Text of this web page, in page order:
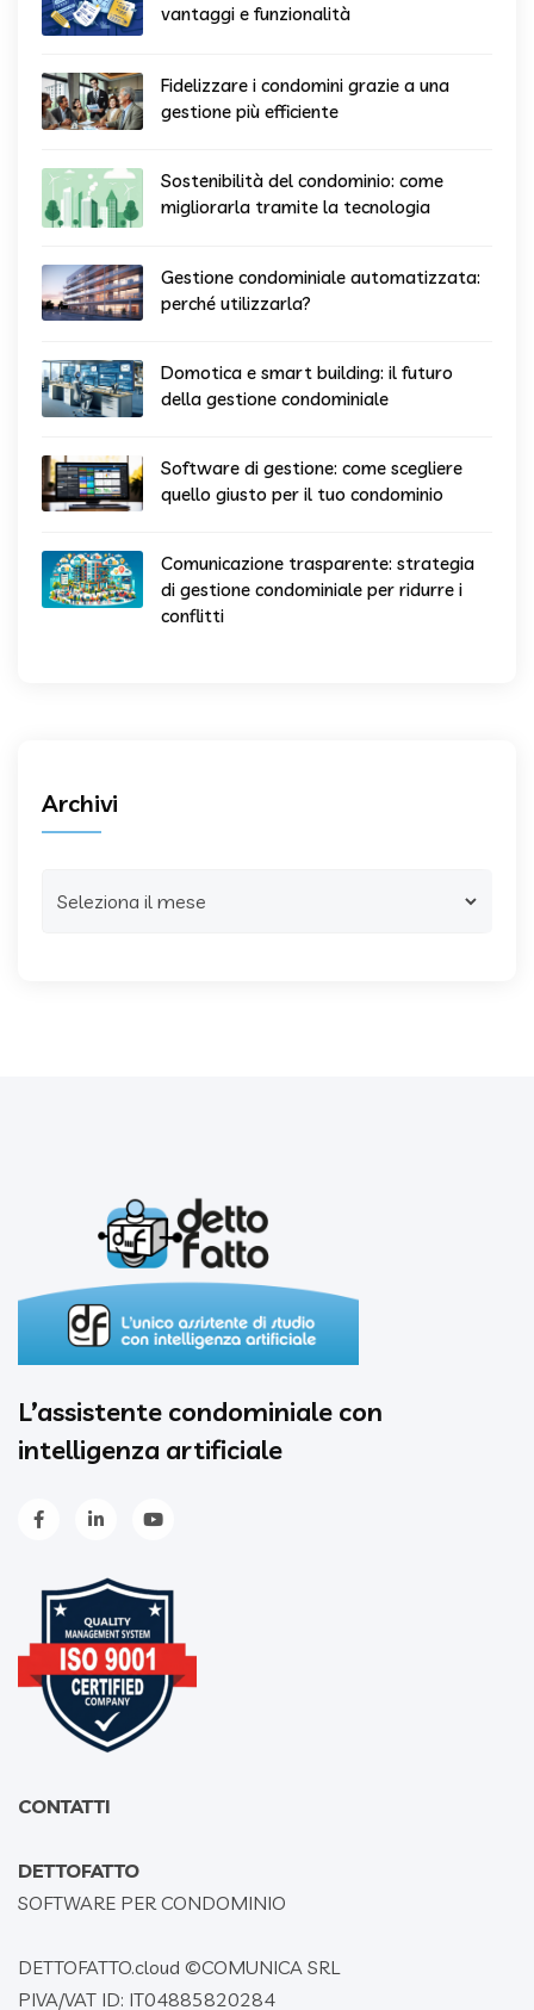
vantaggi e funzionalità
Fidelizzare i condomini grazie a una
gestione più efficiente
Sostenibilità del condominio: come
migliorarla tramite la tecnologia
Gestione condominiale automatizzata:
perché utilizzarla?
Domotica e smart building: il futuro
della gestione condominiale
Software di gestione: come scegliere
quello giusto per il tuo condominio
Comunicazione trasparente: strategia
di gestione condominiale per ridurre i
conflitti
Archivi
L’assistente condominiale con
intelligenza artificiale
CONTATTI
DETTOFATTO
SOFTWARE PER CONDOMINIO
DETTOFATTO.cloud ©COMUNICA SRL
PIVA/VAT ID: IT04885820284